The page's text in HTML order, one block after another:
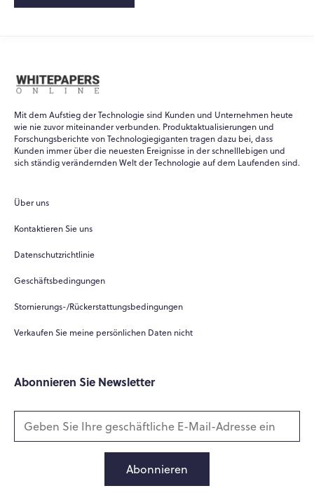
Mit dem Aufstieg der Technologie sind Kunden und Unternehmen heute
wie nie zuvor miteinander verbunden. Produktaktualisierungen und
Forschungsberichte von Technologiegiganten tragen dazu bei, dass
Kunden immer über die neuesten Ereignisse in der schnelllebigen und
sich ständig verändernden Welt der Technologie auf dem Laufenden sind.
Über uns
Kontaktieren Sie uns
Datenschutzrichtlinie
Geschäftsbedingungen
Stornierungs-/Rückerstattungsbedingungen
Verkaufen Sie meine persönlichen Daten nicht
Abonnieren Sie Newsletter
Abonnieren